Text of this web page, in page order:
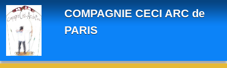
COMPAGNIE CECI ARC de
PARIS
Panneau de gestion des cookies